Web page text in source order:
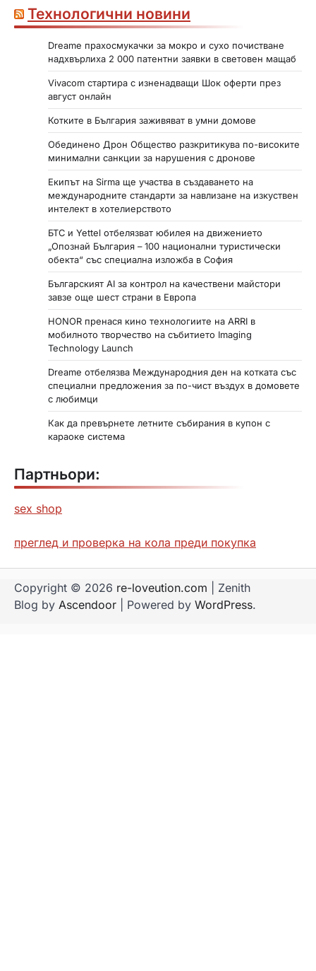
Технологични новини
Dreame прахосмукачки за мокро и сухо почистване
надхвърлиха 2 000 патентни заявки в световен мащаб
Vivacom стартира с изненадващи Шок оферти през
август онлайн
Котките в България заживяват в умни домове
Обединено Дрон Общество разкритикува по-високите
минимални санкции за нарушения с дронове
Екипът на Sirma ще участва в създаването на
международните стандарти за навлизане на изкуствен
интелект в хотелиерството
БТС и Yettel отбелязват юбилея на движението
„Опознай България – 100 национални туристически
обекта“ със специална изложба в София
Българският AI за контрол на качествени майстори
завзе още шест страни в Европа
HONOR пренася кино технологиите на ARRI в
мобилното творчество на събитието Imaging
Technology Launch
Dreame отбелязва Международния ден на котката със
специални предложения за по-чист въздух в домовете
с любимци
Как да превърнете летните събирания в купон с
караоке система
Партньори:
sex shop
преглед и проверка на кола преди покупка
Copyright © 2026 re-loveution.com | Zenith
Blog by Ascendoor | Powered by WordPress.